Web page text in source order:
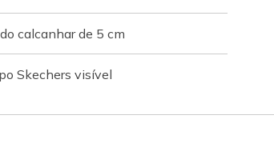
calcanhar de 5 cm
Skechers visível